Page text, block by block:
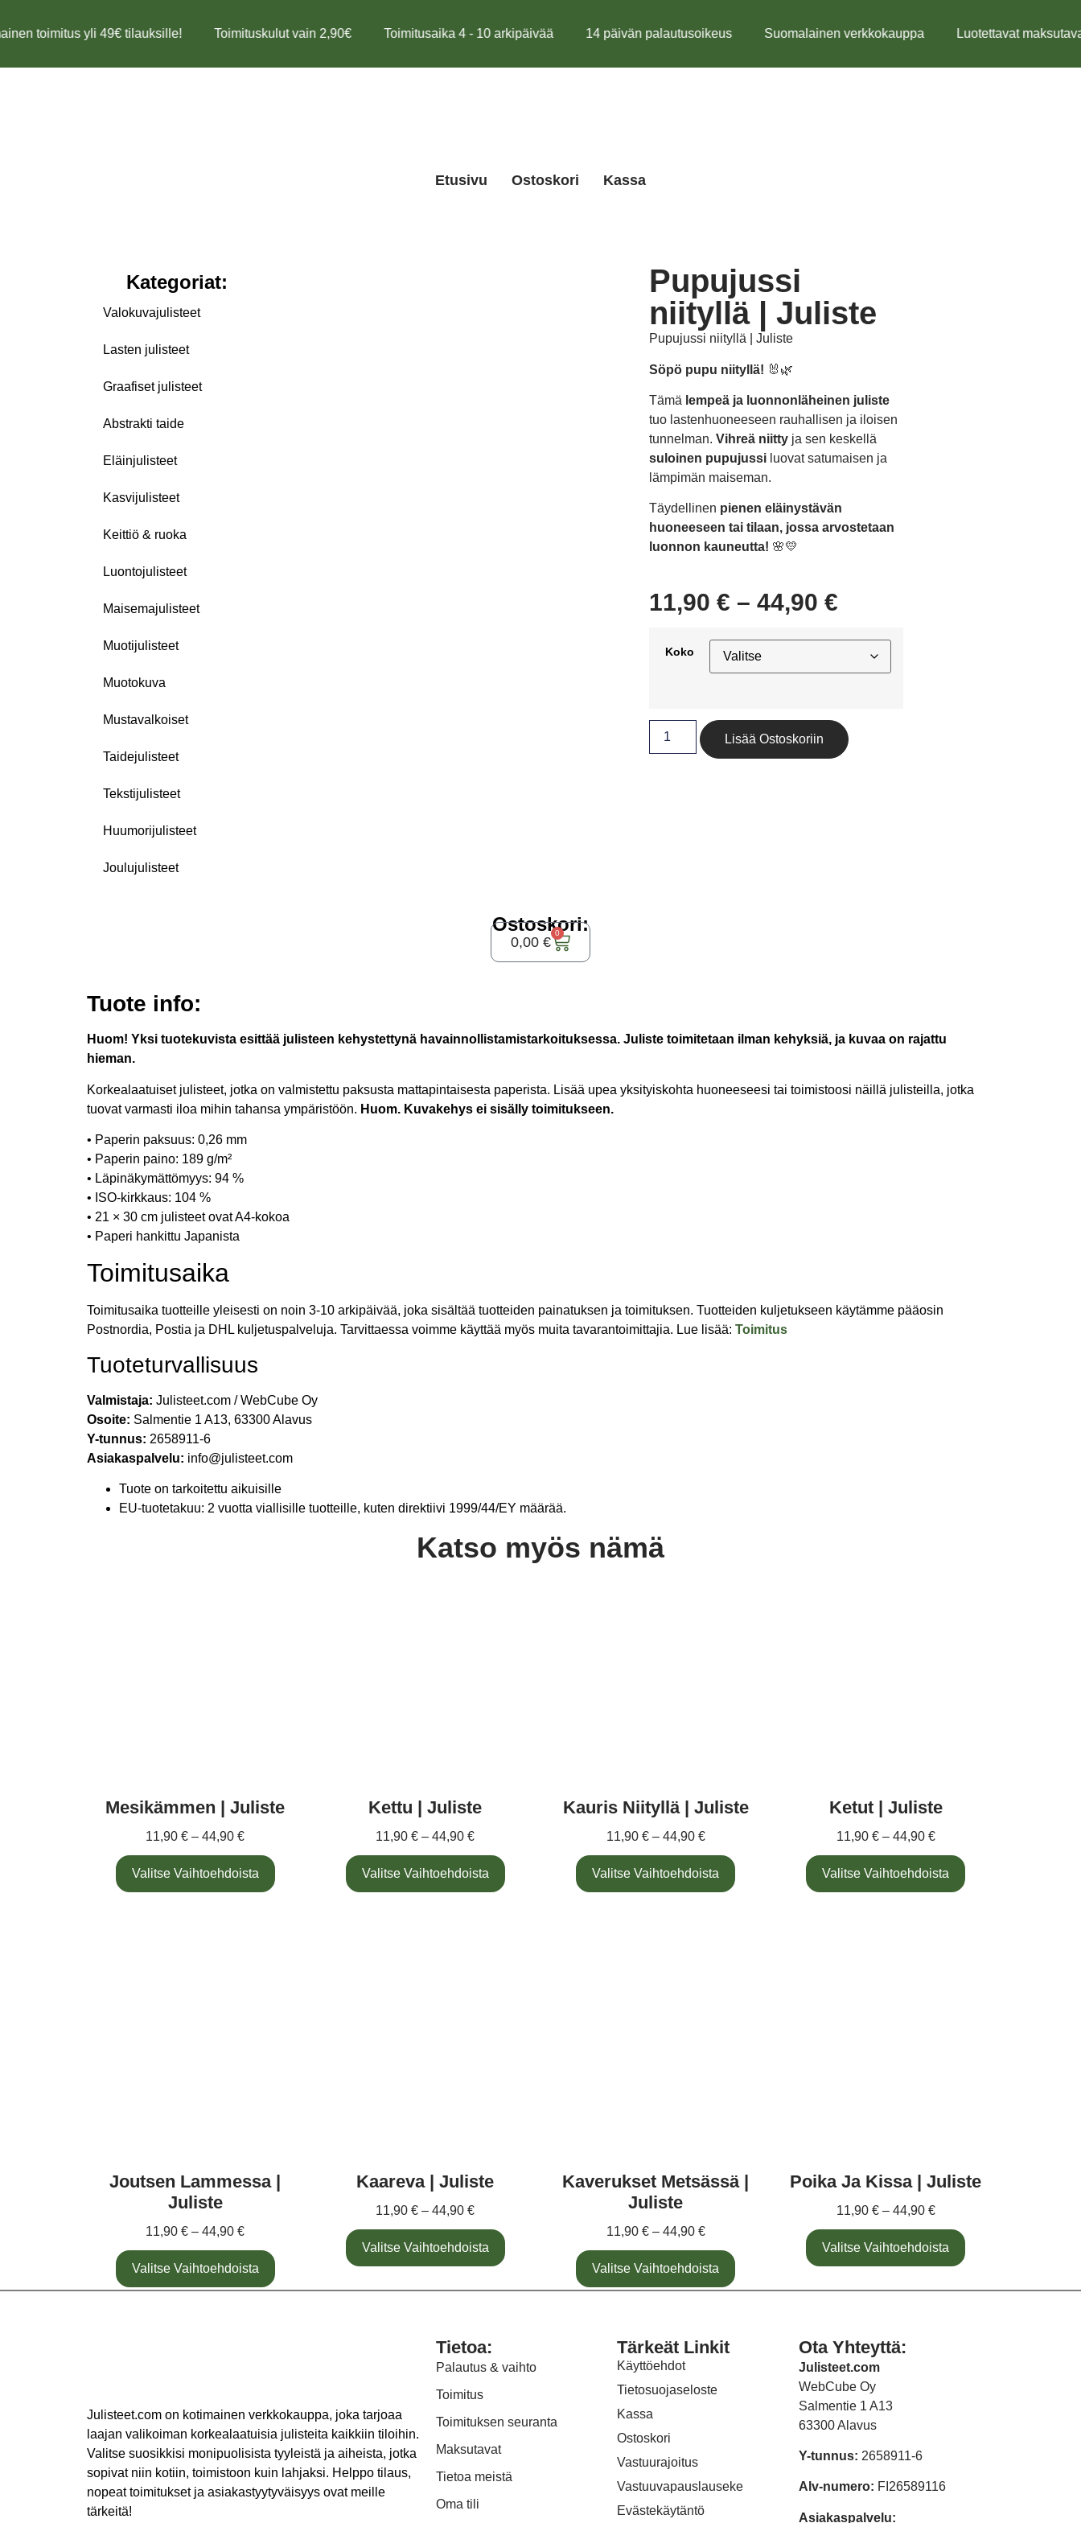
toimitus yli 49€ tilauksille! Toimituskulut vain 2,90€ Toimitusaika 4 - 10 arkipäivää 14 päivän palautusoikeus Suomalainen verkkokauppa Luotettavat
Etusivu Ostoskori Kassa
Kategoriat:
Valokuvajulisteet
Lasten julisteet
Graafiset julisteet
Abstrakti taide
Eläinjulisteet
Kasvijulisteet
Keittiö & ruoka
Luontojulisteet
Maisemajulisteet
Muotijulisteet
Muotokuva
Mustavalkoiset
Taidejulisteet
Tekstijulisteet
Huumorijulisteet
Joulujulisteet
Pupujussi
niityllä | Juliste
Pupujussi niityllä | Juliste
Söpö pupu niityllä! 🐰🌿
Tämä lempeä ja luonnonläheinen juliste
tuo lastenhuoneeseen rauhallisen ja iloisen
tunnelman.Vihreä niitty ja sen keskellä
suloinen pupujussi luovat satumaisen ja
lämpimän maiseman.
Täydellinen pienen eläinystävän
huoneeseen tai tilaan, jossa arvostetaan
luonnon kauneutta! 🌸💛
11,90€ – 44,90€
Koko
Lisää Ostoskoriin
Ostoskori:
0,00 €
0
Tuote info:
Huom! Yksi tuotekuvista esittää julisteen kehystettynä havainnollistamistarkoituksessa. Juliste toimitetaan ilman kehyksiä, ja kuvaa on rajattu
hieman.
Korkealaatuiset julisteet, jotka on valmistettu paksusta mattapintaisesta paperista. Lisää upea yksityiskohta huoneeseesi tai toimistoosi näillä julisteilla, jotka
tuovat varmasti iloa mihin tahansa ympäristöön. Huom. Kuvakehys ei sisälly toimitukseen.
• Paperin paksuus: 0,26 mm
• Paperin paino: 189 g/m²
• Läpinäkymättömyys: 94 %
• ISO-kirkkaus: 104 %
• 21 × 30 cm julisteet ovat A4-kokoa
• Paperi hankittu Japanista
Toimitusaika
Toimitusaika tuotteille yleisesti on noin 3-10 arkipäivää, joka sisältää tuotteiden painatuksen ja toimituksen. Tuotteiden kuljetukseen käytämme pääosin
Postnordia, Postia ja DHL kuljetuspalveluja. Tarvittaessa voimme käyttää myös muita tavarantoimittajia. Lue lisää: Toimitus
Tuoteturvallisuus
Valmistaja: Julisteet.com / WebCube Oy
Osoite: Salmentie 1 A13, 63300 Alavus
Y-tunnus: 2658911-6
Asiakaspalvelu: info@julisteet.com
Tuote on tarkoitettu aikuisille
EU-tuotetakuu: 2 vuotta viallisille tuotteille, kuten direktiivi 1999/44/EY määrää.
Katso myös nämä
Mesikämmen | Juliste
11,90€ – 44,90€
Valitse Vaihtoehdoista
Kettu | Juliste
11,90€ – 44,90€
Valitse Vaihtoehdoista
Kauris Niityllä | Juliste
11,90 € – 44,90 €
Valitse Vaihtoehdoista
Ketut | Juliste
11,90 € – 44,90 €
Valitse Vaihtoehdoista
Joutsen Lammessa |
Juliste
11,90€ – 44,90€
Valitse Vaihtoehdoista
Kaareva | Juliste
11,90€ – 44,90€
Valitse Vaihtoehdoista
Kaverukset Metsässä |
Juliste
11,90 € – 44,90 €
Valitse Vaihtoehdoista
Poika Ja Kissa | Juliste
11,90 € – 44,90 €
Valitse Vaihtoehdoista
Julisteet.com on kotimainen verkkokauppa, joka tarjoaa
laajan valikoiman korkealaatuisia julisteita kaikkiin tiloihin.
Valitse suosikkisi monipuolisista tyyleistä ja aiheista, jotka
sopivat niin kotiin, toimistoon kuin lahjaksi. Helppo tilaus,
nopeat toimitukset ja asiakastyytyväisyys ovat meille
tärkeitä!
Tietoa:
Palautus & vaihto
Toimitus
Toimituksen seuranta
Maksutavat
Tietoa meistä
Oma tili
Tärkeät Linkit
Käyttöehdot
Tietosuojaseloste
Kassa
Ostoskori
Vastuurajoitus
Vastuuvapauslauseke
Evästekäytäntö
Ota Yhteyttä:
Julisteet.com
WebCube Oy
Salmentie 1 A13
63300 Alavus
Y-tunnus: 2658911-6
Alv-numero: FI26589116
Asiakaspalvelu: